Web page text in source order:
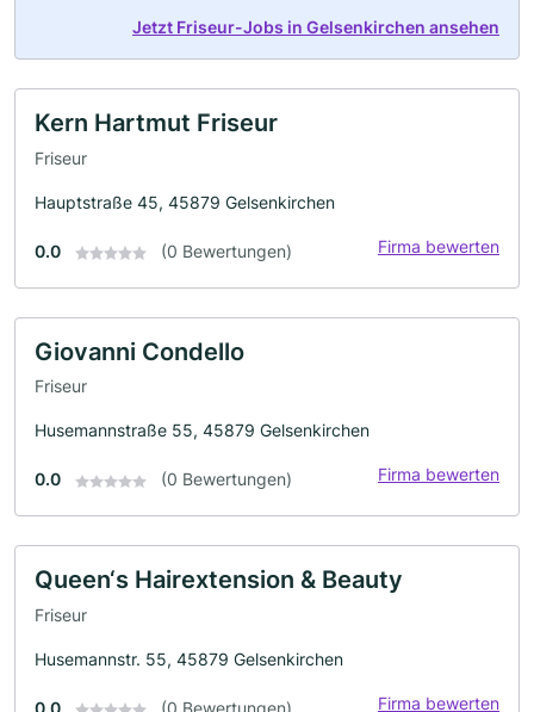
Jetzt Friseur-Jobs in Gelsenkirchen ansehen
Kern Hartmut Friseur
Friseur
Hauptstraße 45, 45879 Gelsenkirchen
0.0 (0 Bewertungen) Firma bewerten
Giovanni Condello
Friseur
Husemannstraße 55, 45879 Gelsenkirchen
0.0 (0 Bewertungen) Firma bewerten
Queen‘s Hairextension & Beauty
Friseur
Husemannstr. 55, 45879 Gelsenkirchen
0.0 (0 Bewertungen) Firma bewerten